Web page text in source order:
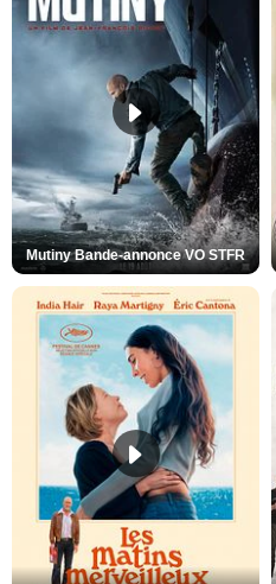
Mutiny Bande-annonce VO STFR